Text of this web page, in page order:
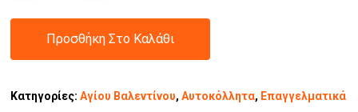
Προσθήκη Στο Καλάθι
Κατηγορίες:Αγίου Βαλεντίνου,Αυτοκόλλητα, Επαγγελματικά